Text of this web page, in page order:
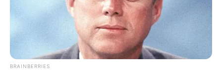
BRAINBERRIES